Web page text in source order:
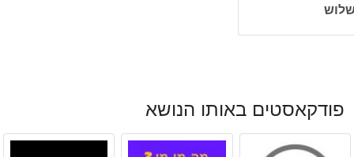
פודקאסטים באותו הנושא